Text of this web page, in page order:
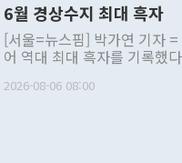
주의적 희망에 근거한 비현
관의 대북 정책 관련 발언이
관 부처 장관이 공개적으로
관의 무리한 대북 접근법과
다. [정동영 통일부 장관이 지난달 23일 오후 서울 종로구 정부서울청사에
6월 경상수지 최대 흑자
[서울=뉴스핌] 박가연 기자
어 역대 최대 흑자를 기록했
료=한국은행] 한국은행이 6일 발표한 '2026년 6월 국제수지(잠정)'에 따르
2026-08-06 08:00